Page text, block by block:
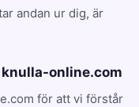
andan ur dig, är
online.com
för att vi förstår